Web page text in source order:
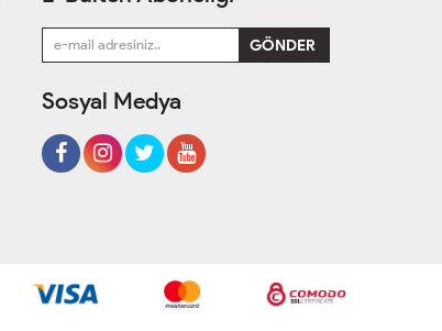
Sosyal Medya